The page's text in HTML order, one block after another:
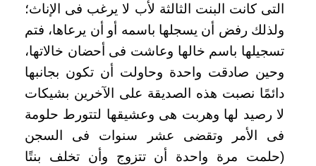
التى كانت البنت الثالثة لأب لا يرغب فى الإناث؛
ولذلك رفض أن يسجلها باسمه أو أن يرعاها، فتم
تسجيلها باسم خالها وعاشت فى أحضان خالاتها،
وحين صادقت واحدة وحاولت أن تكون بجانبها
دائمًا نصبت هذه الصديقة على الآخرين بشيكات
لا رصيد لها وهربت هى وعشيقها لتتورط حلومة
فى الأمر وتقضى عشر سنوات فى السجن
(حلمت مرة واحدة أن تتزوج وأن تخلف بنتًا